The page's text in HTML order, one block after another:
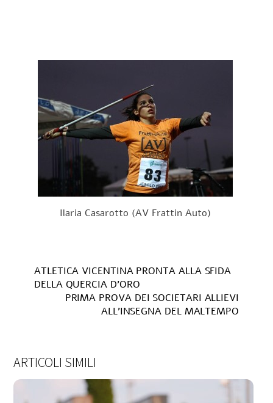
Ilaria Casarotto (AV Frattin Auto)
ATLETICA VICENTINA PRONTA ALLA SFIDA
DELLA QUERCIA D’ORO
PRIMA PROVA DEI SOCIETARI ALLIEVI
ALL’INSEGNA DEL MALTEMPO
ARTICOLI SIMILI